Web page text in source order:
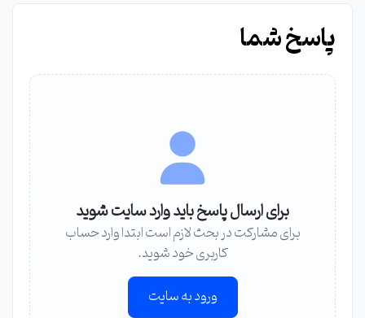
پاسخ شما
برای ارسال پاسخ باید وارد سایت شوید
برای مشارکت در بحث لازم است ابتدا وارد حساب
کاربری خود شوید.
ورود به سایت